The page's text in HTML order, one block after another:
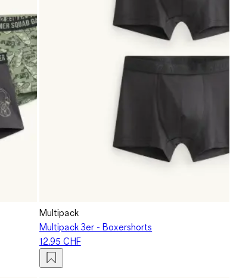
Multipack
Multipack 3er - Boxershorts
12.95 CHF